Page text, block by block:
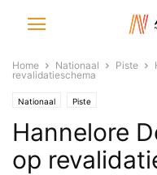
Home Nationaal Piste
revalidatieschema
Nationaal Piste
Hannelore
op